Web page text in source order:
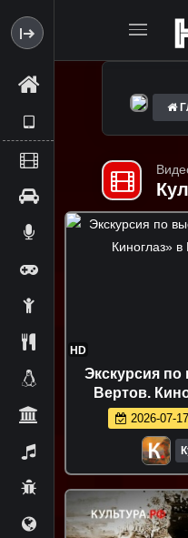
HD
Экскурсия по
Вертов.
2026-07-